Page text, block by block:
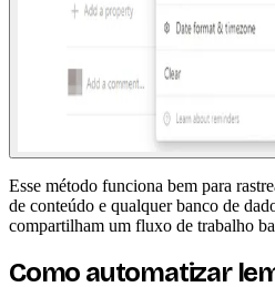
Esse método funciona bem para
de conteúdo e qualquer banco de
compartilham um fluxo de trabalho
Como automatizar